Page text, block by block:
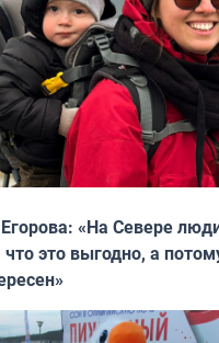
«На Севере
это выгодно, а